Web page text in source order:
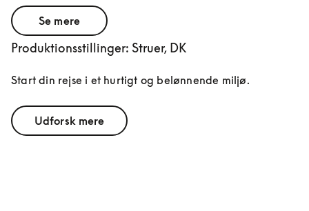
Se mere
Produktionsstillinger: Struer, DK
Start din rejse i et hurtigt og belønnende miljø.
Udforsk mere